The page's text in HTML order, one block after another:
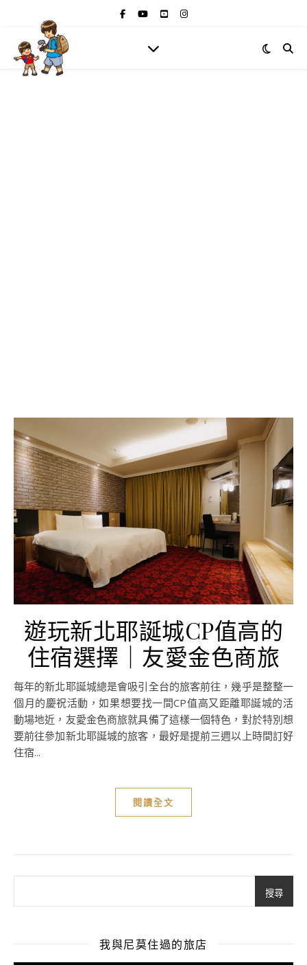
遊玩新北耶誕城CP值高的
住宿選擇｜友愛金色商旅
每年的新北耶誕城總是會吸引全台的旅客前往，幾乎是整整一
個月的慶祝活動，如果想要找一間CP值高又距離耶誕城的活
動場地近，友愛金色商旅就具備了這樣一個特色，對於特別想
要前往參加新北耶誕城的旅客，最好是提前三週以上時間訂好
住宿...
閱讀全文
搜尋
我與尼莫住過的旅店